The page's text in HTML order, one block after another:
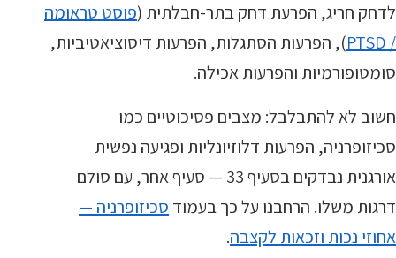
לדחק חריג, הפרעת דחק בתר-חבלתית (פוסט טראומה
/ PTSD
), הפרעות הסתגלות, הפרעות דיסוציאטיביות,
סומטופורמיות והפרעות אכילה.
חשוב לא להתבלבל: מצבים פסיכוטיים כמו
סכיזופרניה, הפרעות דלוזיונליות ופגיעה נפשית
אורגנית נבדקים בסעיף 33 — סעיף אחר, עם סולם
דרגות משלו. הרחבנו על כך בעמוד סכיזופרניה —
אחוזי נכות וזכאות לקצבה.